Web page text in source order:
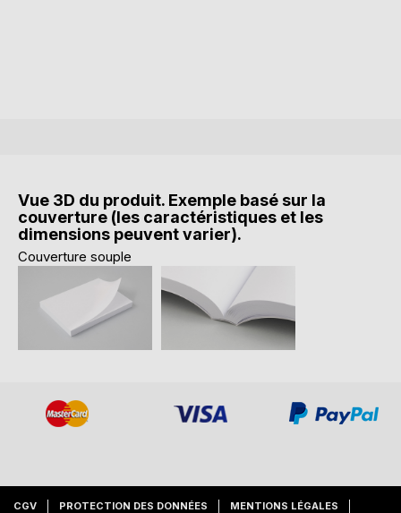
Vue 3D du produit. Exemple basé sur la
couverture (les caractéristiques et les
dimensions peuvent varier).
Couverture souple
CGV PROTECTION DES DONNÉES MENTIONS LÉGALES